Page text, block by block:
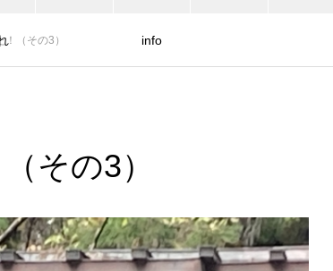
info
（その3）
その3）